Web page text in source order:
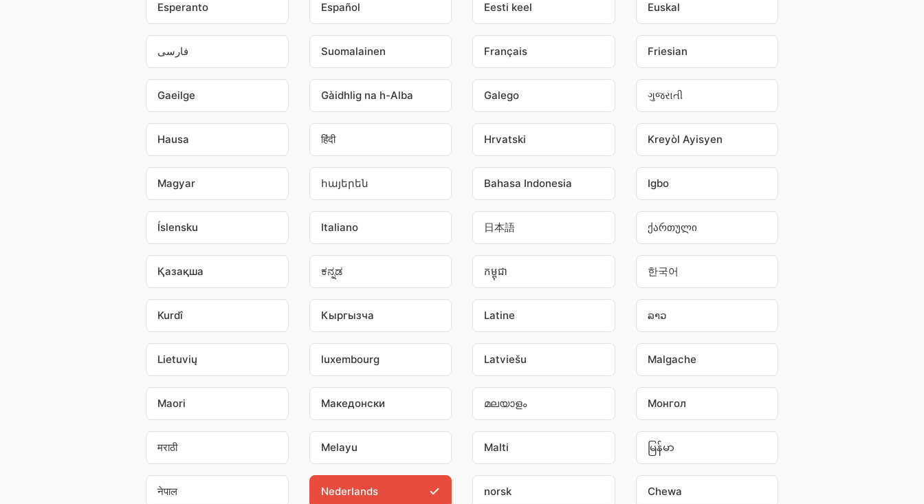
Esperanto Español Eesti keel Euskal
فارسی Suomalainen Français Friesian
Gaeilge Gàidhlig na h-Alba Galego ગુજરાતી
Hausa हिंदी Hrvatski Kreyòl Ayisyen
Magyar հայերեն Bahasa Indonesia Igbo
Íslensku Italiano 日本語 ქართული
Қазақша ಕನ್ನಡ កម្ពុជា 한국어
Kurdî Кыргызча Latine ລາວ
Lietuvių luxembourg Latviešu Malgache
Maori Македонски മലയാളം Монгол
मराठी Melayu Malti မြန်မာ
नेपाल Nederlands norsk Chewa